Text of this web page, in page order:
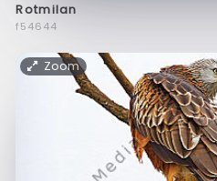
Rotmilan
f54644
Zoom